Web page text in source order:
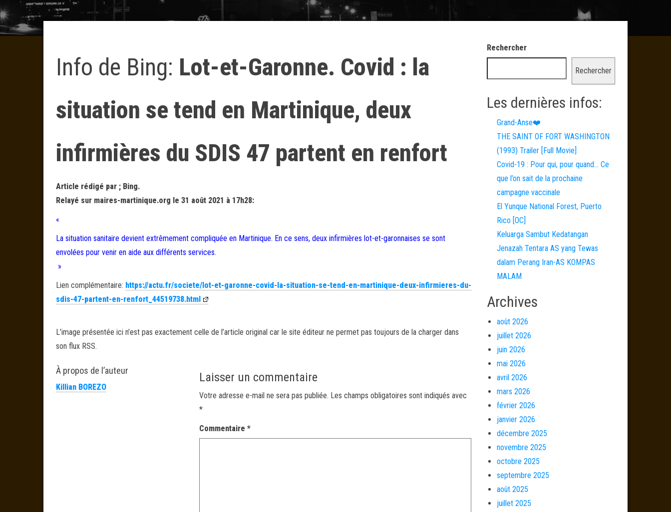
Info de Bing: Lot-et-Garonne. Covid : la
situation se tend en Martinique, deux
infirmières du SDIS 47 partent en renfort
Article rédigé par ; Bing.
Relayé sur maires-martinique.org le 31 août 2021 à 17h28:
«
La situation sanitaire devient extrêmement compliquée en Martinique. En ce sens, deux infirmières lot-et-garonnaises se sont
envolées pour venir en aide aux différents services.
»
Lien complémentaire: https://actu.fr/societe/lot-et-garonne-covid-la-situation-se-tend-en-martinique-deux-infirmieres-du-
sdis-47-partent-en-renfort_44519738.html
L’image présentée ici n’est pas exactement celle de l’article original car le site éditeur ne permet pas toujours de la charger dans
son flux RSS.
À propos de l’auteur
Killian BOREZO
Laisser un commentaire
Votre adresse e-mail ne sera pas publiée. Les champs obligatoires sont indiqués avec
*
Commentaire*
Rechercher
Rechercher
Les dernières infos:
Grand-Anse❤️
THE SAINT OF FORT WASHINGTON
(1993) Trailer [Full Movie]
Covid-19 : Pour qui, pour quand… Ce
que l’on sait de la prochaine
campagne vaccinale
El Yunque National Forest, Puerto
Rico [OC]
Keluarga Sambut Kedatangan
Jenazah Tentara AS yang Tewas
dalam Perang Iran-AS KOMPAS
MALAM
Archives
août 2026
juillet 2026
juin 2026
mai 2026
avril 2026
mars 2026
février 2026
janvier 2026
décembre 2025
novembre 2025
octobre 2025
septembre 2025
août 2025
juillet 2025